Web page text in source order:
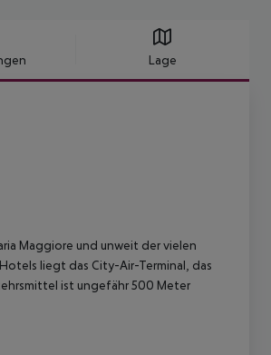
Lage
Maggiore und unweit der vielen
liegt das City-Air-Terminal, das
ist ungefähr 500 Meter